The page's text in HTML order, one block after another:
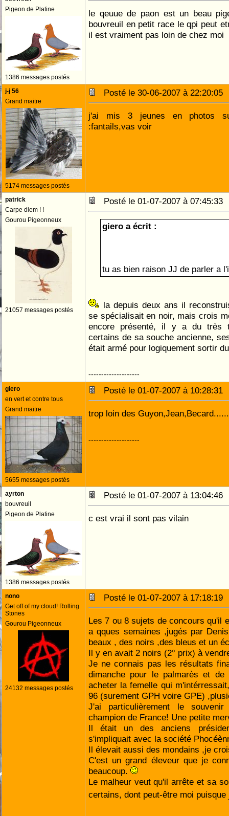
Pigeon de Platine
1386 messages postés
le qeuue de paon est un beau
bouvreuil en petit race le qpi peut
il est vraiment pas loin de chez moi
j-j 56
Grand maitre
5174 messages postés
Posté le 30-06-2007 à
j'ai mis 3 jeunes en photos
:fantails,vas voir
patrick
Carpe diem ! !
Gourou Pigeonneux
21057 messages postés
Posté le 01-07-2007 à
giero a écrit :
tu as bien raison JJ de parler a
la depuis deux ans il
se spécialisait en noir, mais crois
encore présenté, il y a du très
certains de sa souche ancienne,
était armé pour logiquement sortir
--------------------
giero
en vert et contre tous
Grand maitre
5655 messages postés
Posté le 01-07-2007 à
trop loin des Guyon,Jean,Becard......
--------------------
ayrton
bouvreuil
Pigeon de Platine
1386 messages postés
Posté le 01-07-2007 à
c est vrai il sont pas vilain
nono
Get off of my cloud! Rolling
Stones
Gourou Pigeonneux
24132 messages postés
Posté le 01-07-2007 à
Les 7 ou 8 sujets de concours qu'il
a qques semaines ,jugés par
beaux , des noirs ,des bleus et un
Il y en avait 2 noirs (2° prix) à
Je ne connais pas les résultats
dimanche pour le palmarès et
acheter la femelle qui
96 (surement GPH voire GPE)
J'ai particulièrement le
champion de France! Une petite
Il était un des anciens
s'impliquait avec la société
Il élevait aussi des mondains ,je
C'est un grand éleveur que je
beaucoup.
Le malheur veut qu'il arrête et sa
certains, dont peut-être moi